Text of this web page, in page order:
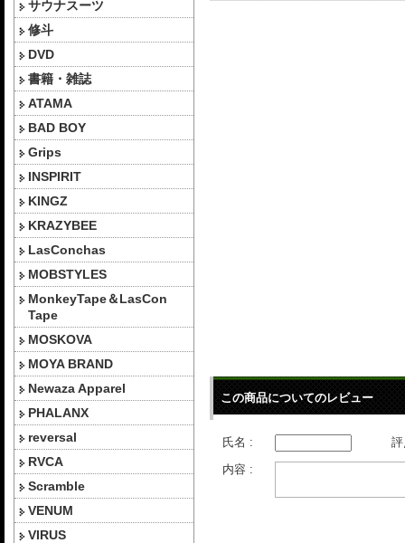
サウナスーツ
修斗
DVD
書籍・雑誌
ATAMA
BAD BOY
Grips
INSPIRIT
KINGZ
KRAZYBEE
LasConchas
MOBSTYLES
MonkeyTape＆LasCon
Tape
MOSKOVA
MOYA BRAND
Newaza Apparel
PHALANX
reversal
RVCA
Scramble
VENUM
VIRUS
この商品についてのレビュー
氏名 :
内容 :